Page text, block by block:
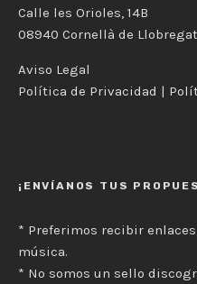
Calle les Orioles, 14B
08940 Cornellà de
Aviso Legal
Política de Privacidad |
¡ENVÍANOS TUS
* Preferimos recibir
música.
* No somos un sello